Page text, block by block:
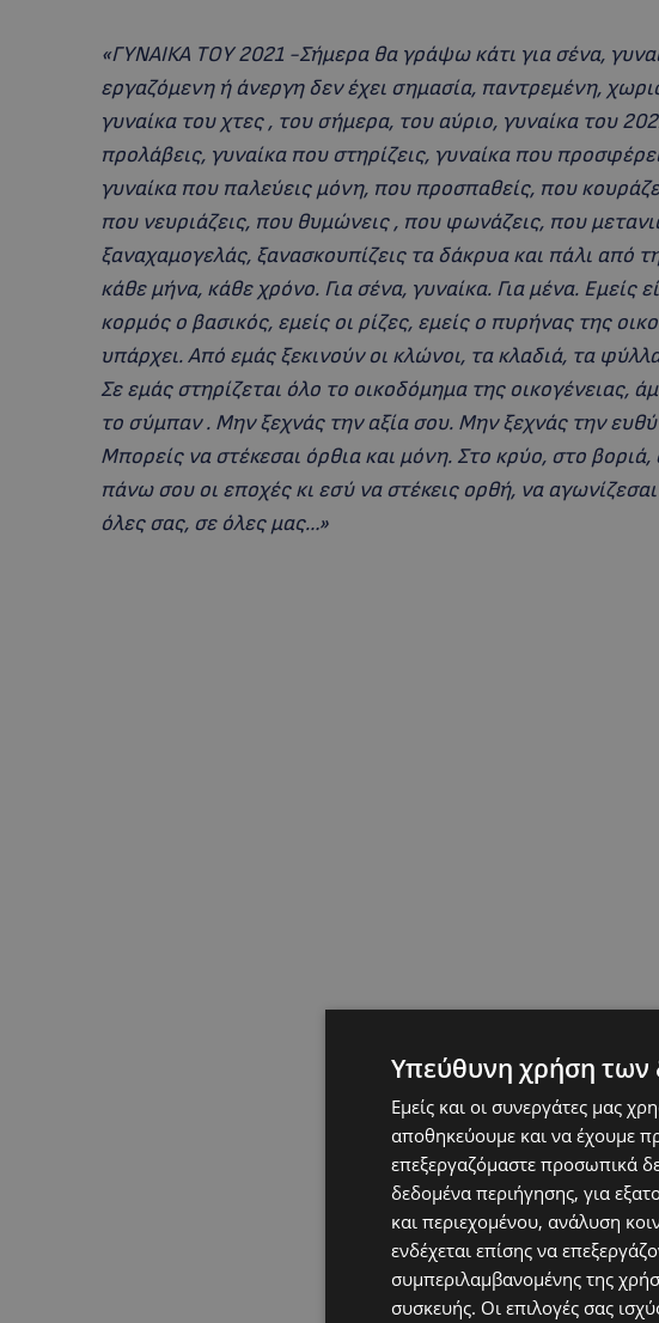
«ΓΥΝΑΙΚΑ ΤΟΥ 2021 -Σήμερα θα γράψω κάτι για σένα,
εργαζόμενη ή άνεργη δεν έχει σημασία, παντρεμένη,
γυναίκα του χτες , του σήμερα, του αύριο, γυναίκα του
προλάβεις, γυναίκα που στηρίζεις, γυναίκα που
γυναίκα που παλεύεις μόνη, που προσπαθείς, που
που νευριάζεις, που θυμώνεις , που φωνάζεις, που
ξαναχαμογελάς, ξανασκουπίζεις τα δάκρυα και πάλι από
κάθε μήνα, κάθε χρόνο. Για σένα, γυναίκα. Για μένα. Εμείς
κορμός ο βασικός, εμείς οι ρίζες, εμείς ο πυρήνας της
υπάρχει. Από εμάς ξεκινούν οι κλώνοι, τα κλαδιά, τα
Σε εμάς στηρίζεται όλο το οικοδόμημα της οικογένειας,
το σύμπαν . Μην ξεχνάς την αξία σου. Μην ξεχνάς την
Μπορείς να στέκεσαι όρθια και μόνη. Στο κρύο, στο
πάνω σου οι εποχές κι εσύ να στέκεις ορθή, να
όλες σας, σε όλες μας…»
Υπεύθυνη χρήση των
Εμείς και οι συνεργάτες μας
αποθηκεύουμε και να έχουμε
επεξεργαζόμαστε προσωπικά
δεδομένα περιήγησης, για
και περιεχομένου, ανάλυση
ενδέχεται επίσης να
συμπεριλαμβανομένης της
συσκευής. Οι επιλογές σας